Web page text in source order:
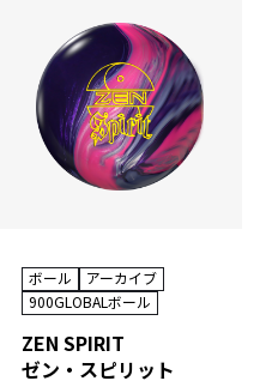
ボール
アーカイブ
900GLOBALボール
ZEN SPIRIT
ゼン・スピリット